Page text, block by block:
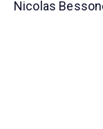
Nicolas